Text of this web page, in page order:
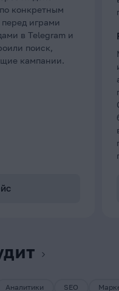
конкретным
играми
в Telegram и
поиск,
кампании.
Аналитики SEO